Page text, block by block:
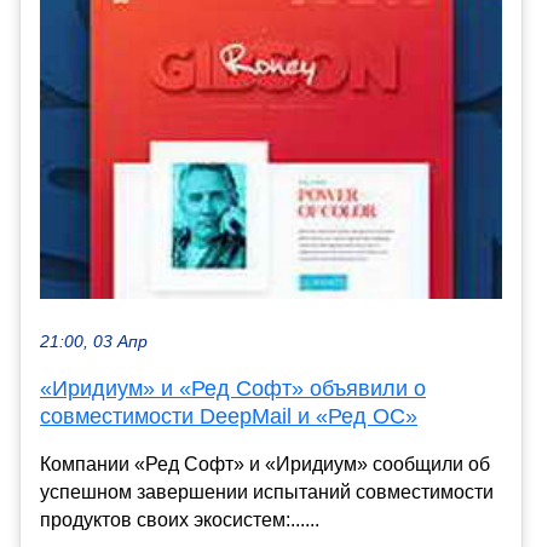
21:00, 03 Апр
«Иридиум» и «Ред Софт» объявили о
совместимости DeepMail и «Ред ОС»
Компании «Ред Софт» и «Иридиум» сообщили об
успешном завершении испытаний совместимости
продуктов своих экосистем:......